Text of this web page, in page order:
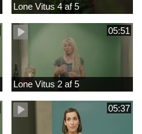
Lone Vitus 4 af 5
05:51
Lone Vitus 2 af 5
05:37